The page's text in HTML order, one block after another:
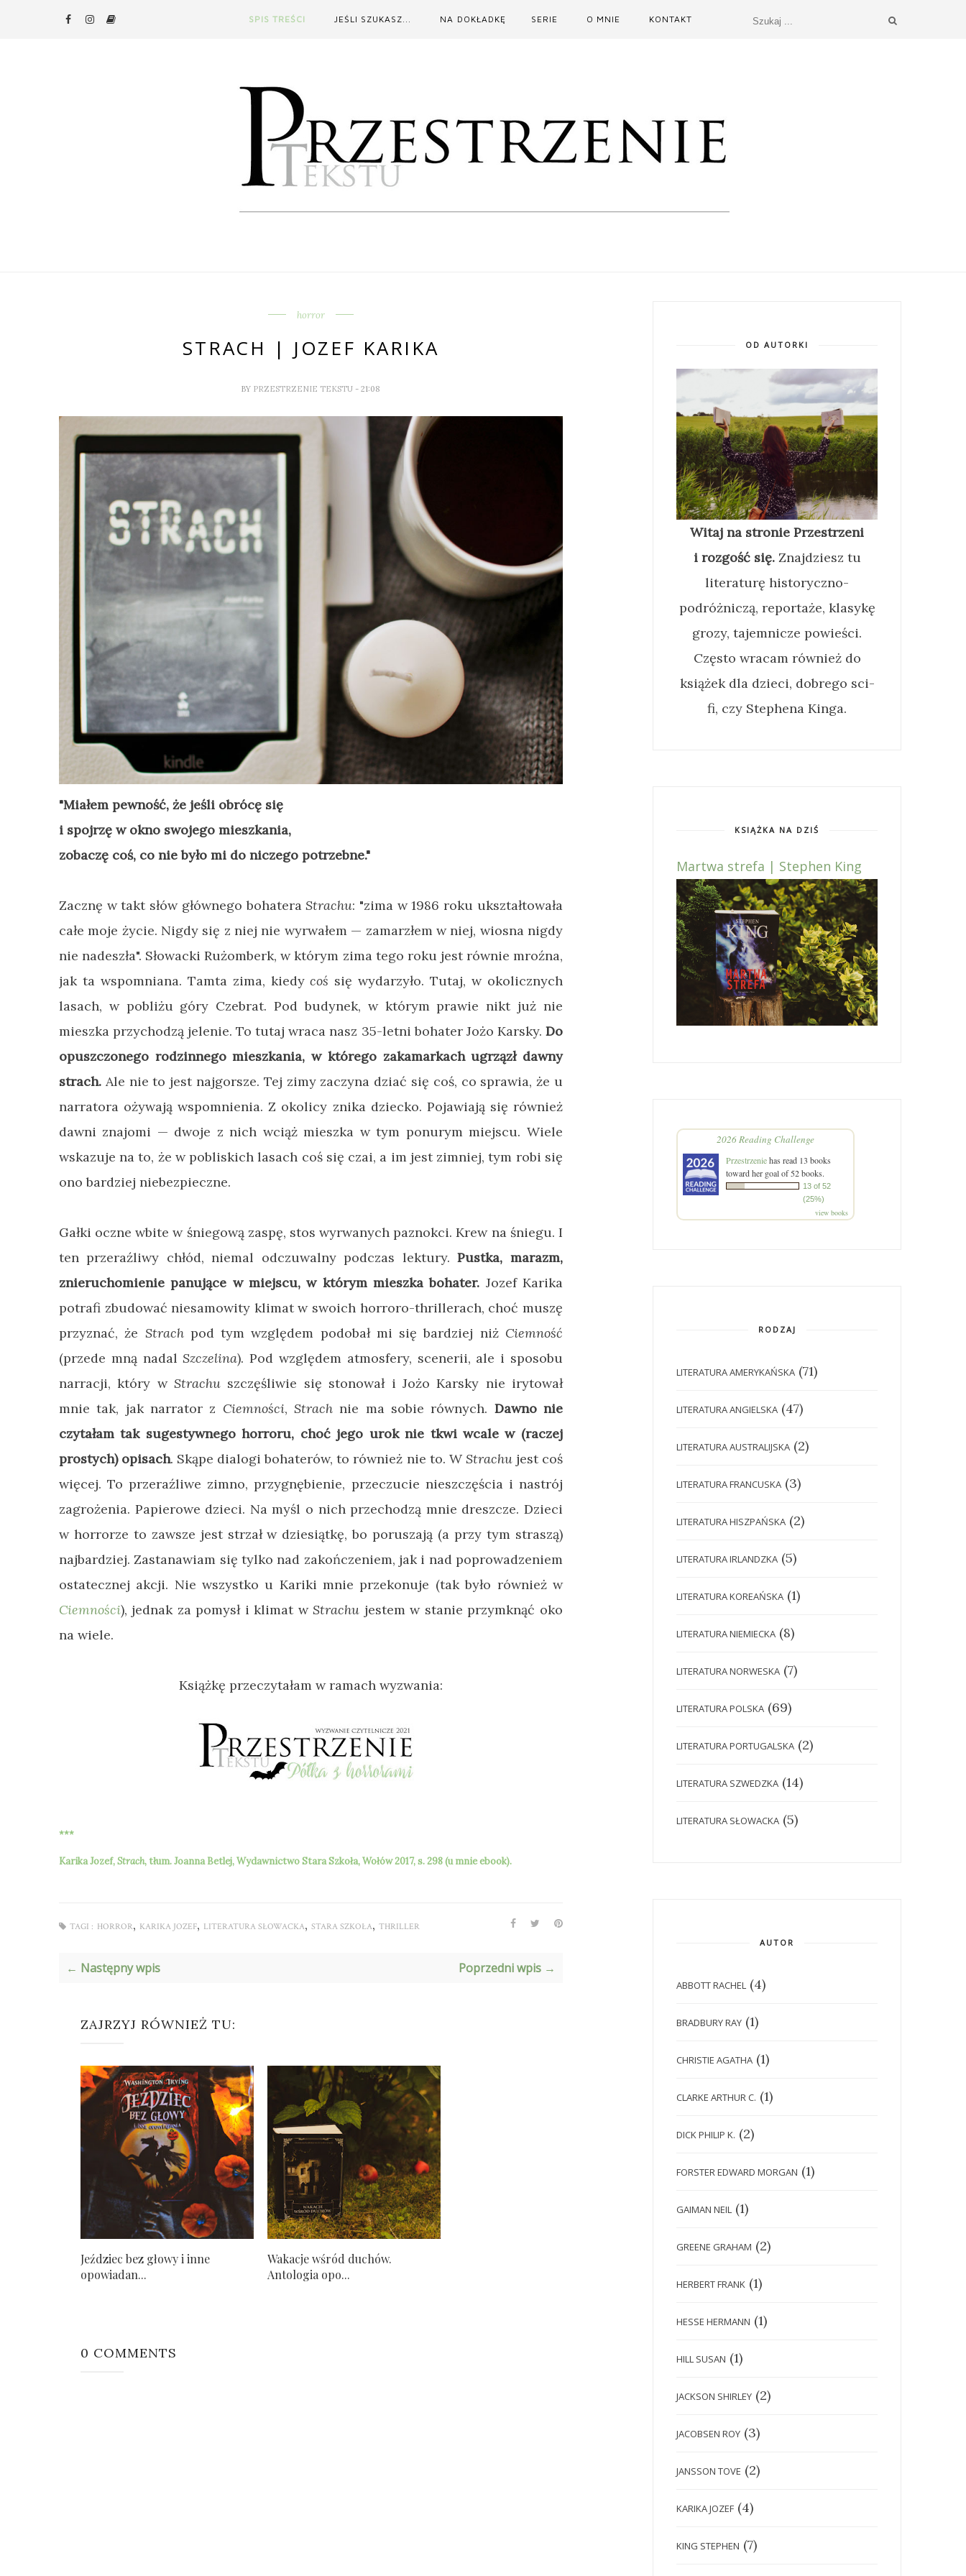
SPIS TREŚCI JEŚLI SZUKASZ... NA DOKŁADKĘ SERIE O MNIE KONTAKT
horror
STRACH | JOZEF KARIKA
BY PRZESTRZENIE TEKSTU - 21:08
"Miałem pewność, że jeśli obrócę się
i spojrzę w okno swojego mieszkania,
zobaczę coś, co nie było mi do niczego potrzebne."
Zacznę w takt słów głównego bohateraStrachu: "zima w 1986 roku ukształtowała
całe moje życie. Nigdy się z niej nie wyrwałem— zamarzłem w niej, wiosna nigdy
nie nadeszła". Słowacki Rużomberk, w którym zima tego roku jest równie mroźna,
jak ta wspomniana. Tamta zima, kiedycoś się wydarzyło. Tutaj, w okolicznych
lasach, w pobliżu góry Czebrat. Pod budynek, w którym prawie nikt już nie
mieszka przychodzą jelenie. To tutaj wraca nasz 35-letni bohater Jożo Karsky. Do
opuszczonego rodzinnego mieszkania, w którego zakamarkach ugrzązł dawny
strach. Ale nie to jest najgorsze. Tej zimy zaczyna dziać się coś, co sprawia, że u
narratora ożywają wspomnienia. Z okolicy znika dziecko. Pojawiają się również
dawni znajomi — dwoje z nich wciąż mieszka w tym ponurym miejscu. Wiele
wskazuje na to, że w pobliskich lasach coś się czai, a im jest zimniej, tym robi się
ono bardziej niebezpieczne.
Gałki oczne wbite w śniegową zaspę, stos wyrwanych paznokci. Krew na śniegu. I
ten przeraźliwy chłód, niemal odczuwalny podczas lektury.Pustka, marazm,
znieruchomienie panujące w miejscu, w którym mieszka bohater. Jozef Karika
potrafi zbudować niesamowity klimat w swoich horroro-thrillerach, choć muszę
przyznać, że Strach pod tym względem podobał mi się bardziej niż Ciemność
(przede mną nadalSzczelina). Pod względem atmosfery, scenerii, ale i sposobu
narracji, który wStrachu szczęśliwie się stonował i Jożo Karsky nie irytował
mnie tak, jak narrator z Ciemności, Strachnie ma sobie równych. Dawno nie
czytałam tak sugestywnego horroru, choć jego urok nie tkwi wcale w (raczej
prostych) opisach. Skąpe dialogi bohaterów, to również nie to. WStrachu jest coś
więcej. To przeraźliwe zimno, przygnębienie, przeczucie nieszczęścia i nastrój
zagrożenia. Papierowe dzieci. Na myśl o nich przechodzą mnie dreszcze. Dzieci
w horrorze to zawsze jest strzał w dziesiątkę, bo poruszają (a przy tym straszą)
najbardziej. Zastanawiam się tylko nad zakończeniem, jak i nad poprowadzeniem
ostatecznej akcji. Nie wszystko u Kariki mnie przekonuje (tak było również w
Ciemności), jednak za pomysł i klimat wStrachu jestem w stanie przymknąć oko
na wiele.
Książkę przeczytałam w ramach wyzwania:
***
Karika Jozef,Strach, tłum.Joanna Betlej, Wydawnictwo Stara Szkoła, Wołów 2017, s. 298 (u mnie ebook).
TAGI : HORROR, KARIKA JOZEF, LITERATURA SŁOWACKA, STARA SZKOŁA, THRILLER
← Następny wpis Poprzedni wpis →
ZAJRZYJ RÓWNIEŻ TU:
Jeździec bez głowy i inne
opowiadan...
Wakacje wśród duchów.
Antologia opo...
0 COMMENTS
OD AUTORKI
Witaj na stronie Przestrzeni
i rozgość się. Znajdziesz tu
literaturę historyczno-
podróżniczą, reportaże, klasykę
grozy, tajemnicze powieści.
Często wracam również do
książek dla dzieci, dobrego sci-
fi, czy Stephena Kinga.
KSIĄŻKA NA DZIŚ
Martwa strefa | Stephen King
2026 Reading Challenge
Przestrzeniehas read 13 books
toward her goal of 52 books.
13 of 52
(25%)
view books
RODZAJ
LITERATURA AMERYKAŃSKA (71)
LITERATURA ANGIELSKA (47)
LITERATURA AUSTRALIJSKA (2)
LITERATURA FRANCUSKA (3)
LITERATURA HISZPAŃSKA (2)
LITERATURA IRLANDZKA (5)
LITERATURA KOREAŃSKA (1)
LITERATURA NIEMIECKA (8)
LITERATURA NORWESKA (7)
LITERATURA POLSKA (69)
LITERATURA PORTUGALSKA (2)
LITERATURA SZWEDZKA (14)
LITERATURA SŁOWACKA (5)
AUTOR
ABBOTT RACHEL (4)
BRADBURY RAY (1)
CHRISTIE AGATHA (1)
CLARKE ARTHUR C. (1)
DICK PHILIP K. (2)
FORSTER EDWARD MORGAN (1)
GAIMAN NEIL (1)
GREENE GRAHAM (2)
HERBERT FRANK (1)
HESSE HERMANN (1)
HILL SUSAN (1)
JACKSON SHIRLEY (2)
JACOBSEN ROY (3)
JANSSON TOVE (2)
KARIKA JOZEF (4)
KING STEPHEN (7)